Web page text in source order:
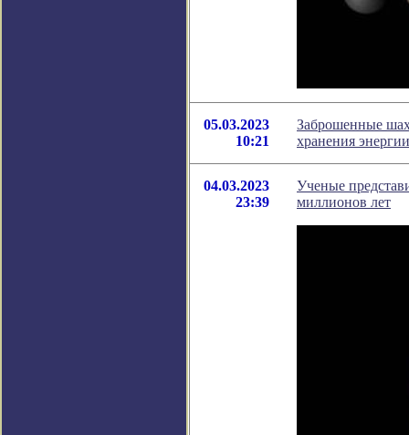
05.03.2023
10:21
Заброшенные
хранения энергии
04.03.2023
23:39
Ученые
миллионов лет